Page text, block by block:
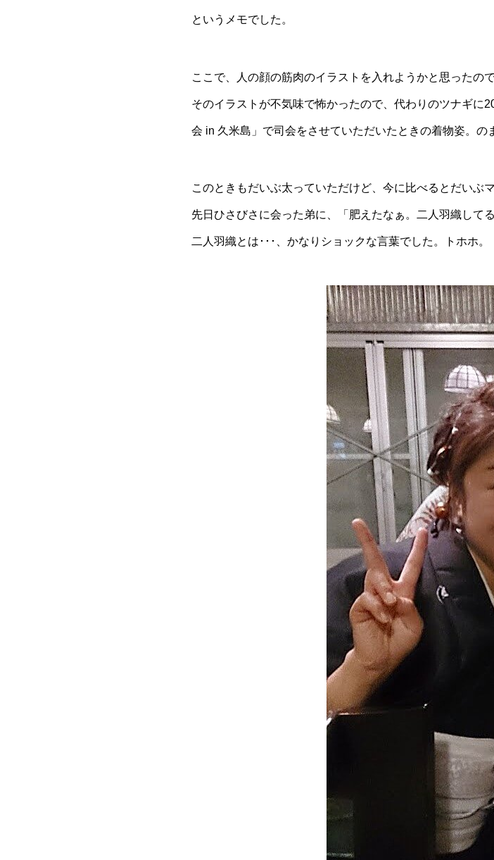
というメモでした。
ここで、人の顔の筋肉のイラストを入れようかと思ったの
そのイラストが不気味で怖かったので、代わりのツナギに
会 in 久米島」で司会をさせていただいたときの着物姿。の
このときもだいぶ太っていただけど、今に比べるとだいぶ
先日ひさびさに会った弟に、「肥えたなぁ。二人羽織して
二人羽織とは･･･、かなりショックな言葉でした。トホホ。